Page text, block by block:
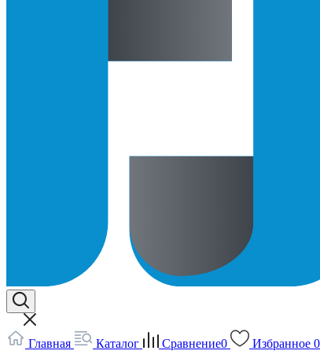
Главная Каталог Сравнение0 Избранное 0